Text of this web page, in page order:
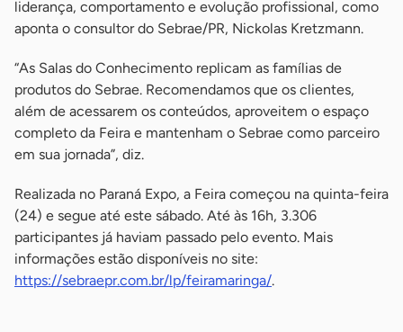
liderança, comportamento e evolução profissional, como
aponta o consultor do Sebrae/PR, Nickolas Kretzmann.
“As Salas do Conhecimento replicam as famílias de
produtos do Sebrae. Recomendamos que os clientes,
além de acessarem os conteúdos, aproveitem o espaço
completo da Feira e mantenham o Sebrae como parceiro
em sua jornada”, diz.
Realizada no Paraná Expo, a Feira começou na quinta-feira
(24) e segue até este sábado. Até às 16h, 3.306
participantes já haviam passado pelo evento. Mais
informações estão disponíveis no site:
https://sebraepr.com.br/lp/feiramaringa/.